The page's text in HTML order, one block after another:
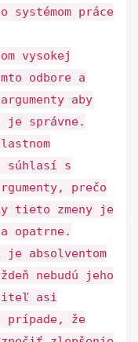
systémom práce
vysokej
odbore a
aby
správne.
s
prečo
tieto zmeny je
opatrne.
je absolventom
nebudú jeho
asi
prípade, že